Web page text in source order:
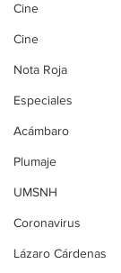
Cine
Cine
Nota Roja
Especiales
Acámbaro
Plumaje
UMSNH
Coronavirus
Lázaro Cárdenas